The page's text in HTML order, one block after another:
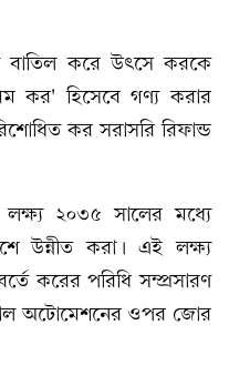
বাতিল করে উৎসে করকে
কর' হিসেবে গণ্য করার
কর সরাসরি রিফান্ড
লক্ষ্য ২০৩৫ সালের মধ্যে
উন্নীত করা। এই লক্ষ্য
করের পরিধি সম্প্রসারণ
অটোমেশনের ওপর জোর